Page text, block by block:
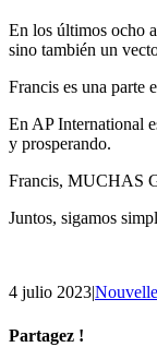
En los últimos ocho
sino también un
Francis es una parte
En AP International
y prosperando.
Francis, MUCHAS
Juntos, sigamos
4 julio 2023|
Partagez !